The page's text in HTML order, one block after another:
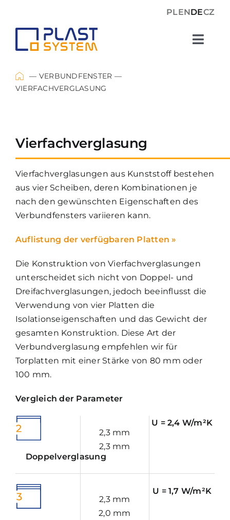
PLENDECZ
Fenster
Kunststoffplatten
Über uns
UMSETZUNGEN
Kontakt
VERBUNDFENSTER
VIERFACHVERGLASUNG
Vierfachverglasung
Vierfachverglasungen aus Kunststoff bestehen
aus vier Scheiben, deren Kombinationen je
nach den gewünschten Eigenschaften des
Verbundfensters variieren kann.
Auflistung der verfügbaren Platten »
Die Konstruktion von Vierfachverglasungen
unterscheidet sich nicht von Doppel- und
Dreifachverglasungen, jedoch beeinflusst die
Verwendung von vier Platten die
Isolationseigenschaften und das Gewicht der
gesamten Konstruktion. Diese Art der
Verbundverglasung empfehlen wir für
Torplatten mit einer Stärke von 80 mm oder
100 mm.
Vergleich der Parameter
Doppelverglasung
2,3 mm
2,3 mm
U = 2,4 W/m²K
2,3 mm
2,0 mm
U = 1,7 W/m²K